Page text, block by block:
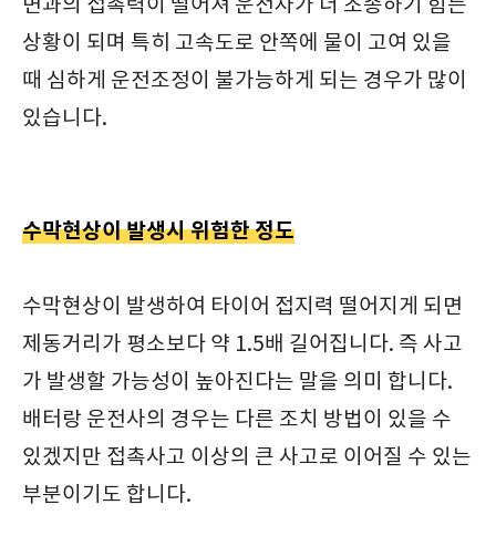
면과의 접촉력이 떨어져 운전자가 더 조종하기 힘든
상황이 되며 특히 고속도로 안쪽에 물이 고여 있을
때 심하게 운전조정이 불가능하게 되는 경우가 많이
있습니다.
수막현상이 발생시 위험한 정도
수막현상이 발생하여 타이어 접지력 떨어지게 되면
제동거리가 평소보다 약 1.5배 길어집니다. 즉 사고
가 발생할 가능성이 높아진다는 말을 의미 합니다.
배터랑 운전사의 경우는 다른 조치 방법이 있을 수
있겠지만 접촉사고 이상의 큰 사고로 이어질 수 있는
부분이기도 합니다.